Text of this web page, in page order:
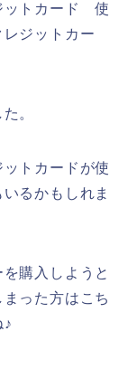
ットカード 使
ジットカー
。
トカードが使
るかもしれま
購入しようと
った方はこち
♪